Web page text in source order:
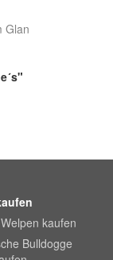
Glan
kaufen
Bulldogge